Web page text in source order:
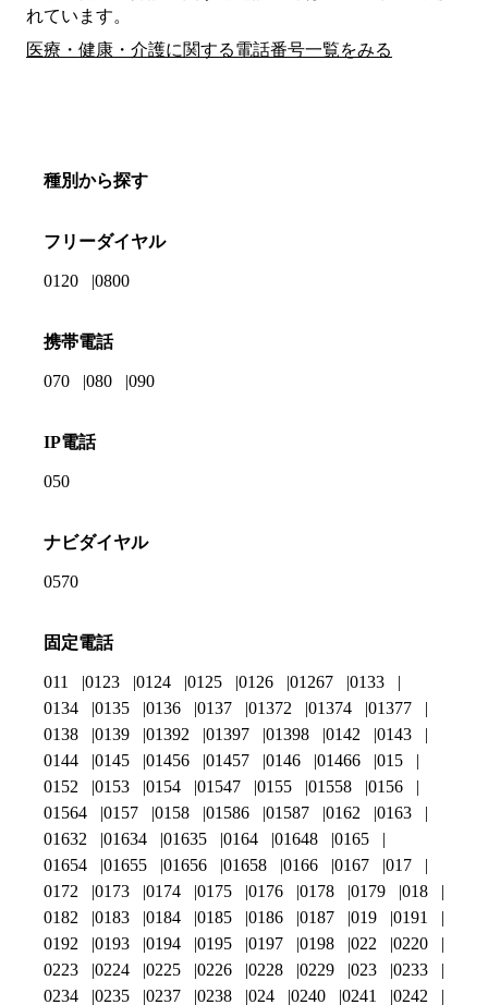
れています。
医療・健康・介護に関する電話番号一覧をみる
種別から探す
フリーダイヤル
0120 0800
携帯電話
070 080 090
IP電話
050
ナビダイヤル
0570
固定電話
011 0123 0124 0125 0126 01267
0133
0134
0135 0136 0137 01372 01374
01377
0138
0139 01392 01397 01398 0142
0143
0144
0145 01456 01457 0146 01466
015
0152
0153 0154 01547 0155 01558
0156
01564
0157 0158 01586 01587 0162
0163
01632
01634 01635 0164 01648
0165
01654
01655 01656 01658 0166 0167
017
0172
0173 0174 0175 0176 0178 0179
018
0182
0183 0184 0185 0186 0187 019
0191
0192
0193 0194 0195 0197 0198 022
0220
0223
0224 0225 0226 0228 0229 023
0233
0234
0235 0237 0238 024 0240 0241 0242